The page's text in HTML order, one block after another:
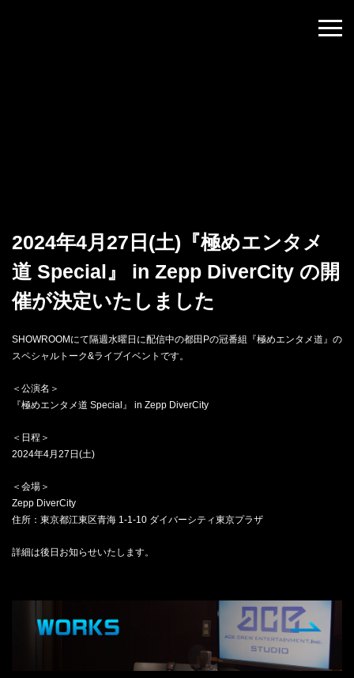
2024年4月27日(土)『極めエンタメ
道 Special』 in Zepp DiverCity の開
催が決定いたしました
SHOWROOMにて隔週水曜日に配信中の都田Pの冠番組『極めエンタメ道』の
スペシャルトーク&ライブイベントです。
＜公演名＞
『極めエンタメ道 Special』 in Zepp DiverCity
＜日程＞
2024年4月27日(土)
＜会場＞
Zepp DiverCity
住所：東京都江東区青海 1-1-10 ダイバーシティ東京プラザ
詳細は後日お知らせいたします。